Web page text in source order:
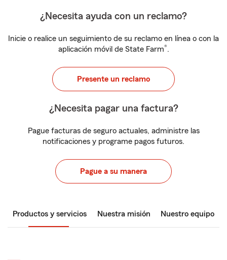
¿Necesita ayuda con un reclamo?
Inicie o realice un seguimiento de su reclamo en línea o con la
aplicación móvil de State Farm®.
Presente un reclamo
¿Necesita pagar una factura?
Pague facturas de seguro actuales, administre las
notificaciones y programe pagos futuros.
Pague a su manera
Productos y servicios Nuestra misión Nuestro equipo